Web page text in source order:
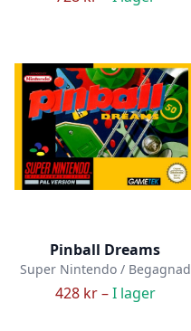
Pinball Dreams
Super Nintendo / Begagnad
428 kr –I lager